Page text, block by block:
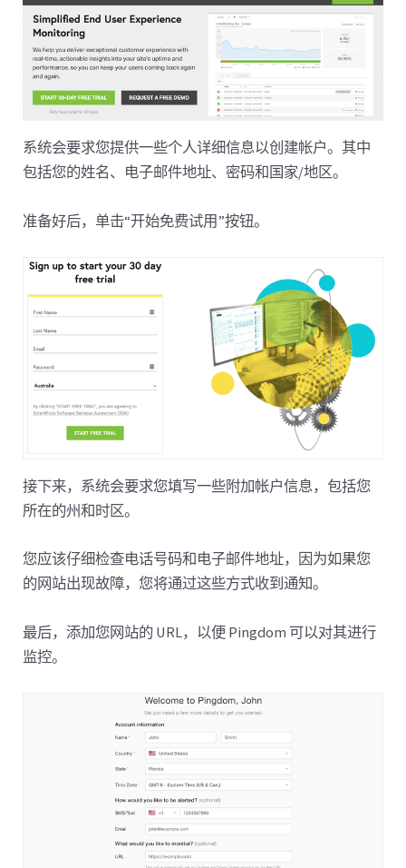
系统会要求您提供一些个人详细信息以创建帐户。其中
包括您的姓名、电子邮件地址、密码和国家/地区。
准备好后，单击“开始免费试用”按钮。
接下来，系统会要求您填写一些附加帐户信息，包括您
所在的州和时区。
您应该仔细检查电话号码和电子邮件地址，因为如果您
的网站出现故障，您将通过这些方式收到通知。
最后，添加您网站的 URL，以便 Pingdom 可以对其进行
监控。